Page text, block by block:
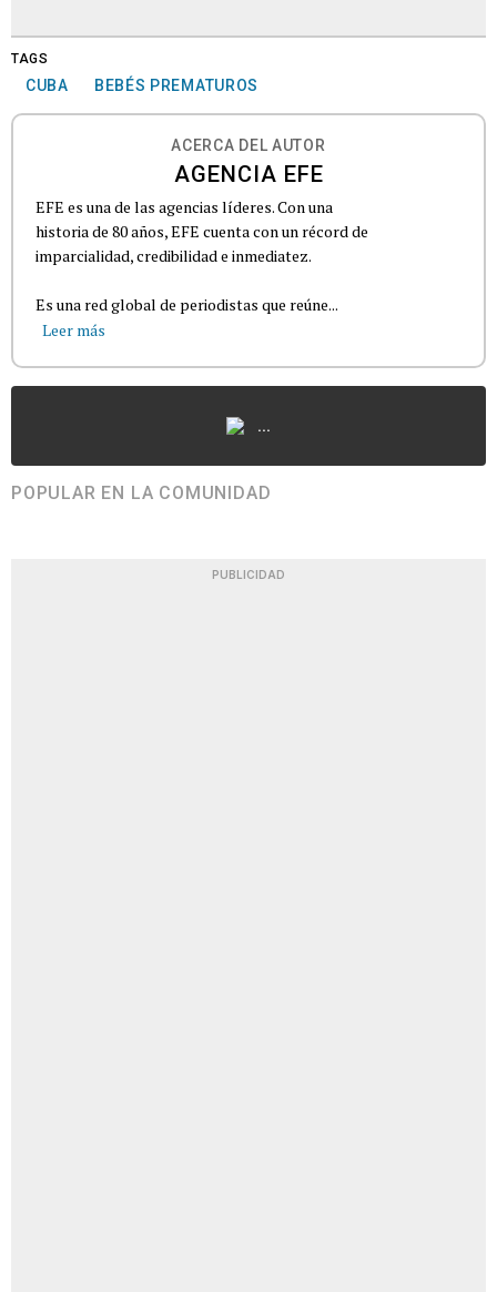
TAGS
CUBA BEBÉS PREMATUROS
ACERCA DEL AUTOR
AGENCIA EFE
EFE es una de las agencias líderes. Con una
historia de 80 años, EFE cuenta con un récord de
imparcialidad, credibilidad e inmediatez.
Es una red global de periodistas que reúne...
Leer más
...
POPULAR EN LA COMUNIDAD
PUBLICIDAD